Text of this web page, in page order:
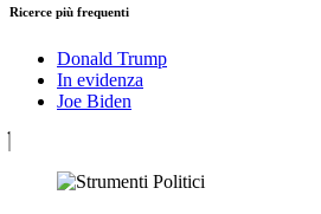
Ricerce più frequenti
Donald Trump
In evidenza
Joe Biden